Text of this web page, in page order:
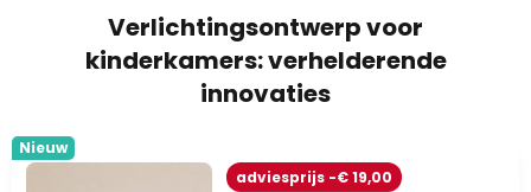
Verlichtingsontwerp voor
kinderkamers: verhelderende
innovaties
Nieuw
adviesprijs -€ 19,00